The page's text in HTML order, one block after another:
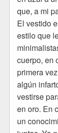
que, a mi
El vestido
estilo que
cuerpo, en
primera
algún
vestirse
en oro. En
un